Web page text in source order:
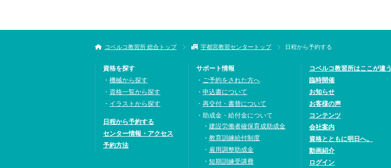
コベルコ教習所 総合トップ 宇都宮教習センタートップ 日程から予約する
資格を探す
機械から探す
資格一覧から探す
イラストから探す
日程から予約する
センター情報・アクセス
予約方法
サポート情報
ご予約をされた方へ
申込書について
再交付・書替について
助成金・給付金について
建設労働者確保育成助成金
教育訓練給付制度
雇用調整助成金
短期訓練受講費
コベルコ教習所はここが違う
臨時開催
お知らせ
お客様の声
コンテンツ
会社案内
資格とともに明日へ。
動画紹介
ログイン